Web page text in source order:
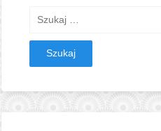
Szukaj: